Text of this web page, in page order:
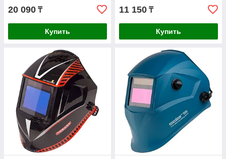
20 090 ₸
Купить
11 150 ₸
Купить